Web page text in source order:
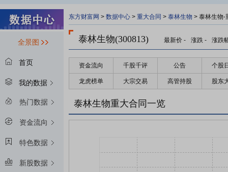
全景图
首页
我的数据
热门数据
资金流向
特色数据
新股数据
东方财富网 > 数据中心 > 重大合同 > 泰林生物 > 泰林生物-
泰林生物(300813) 最新价 - 涨跌 - 涨跌
资金流向 千股千评 公告 个股
龙虎榜单 大宗交易 高管持股 股东
泰林生物重大合同一览